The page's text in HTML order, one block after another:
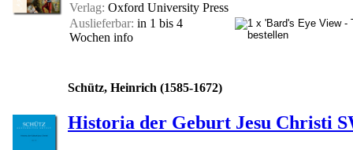
Verlag: Oxford University Press
Auslieferbar: in 1 bis 4
Wochen info
Schütz, Heinrich (1585-1672)
Historia der Geburt Jesu Christi